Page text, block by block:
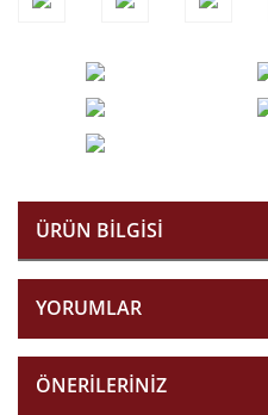
ÜRÜN BILGISI
YORUMLAR
ÖNERILERINIZ